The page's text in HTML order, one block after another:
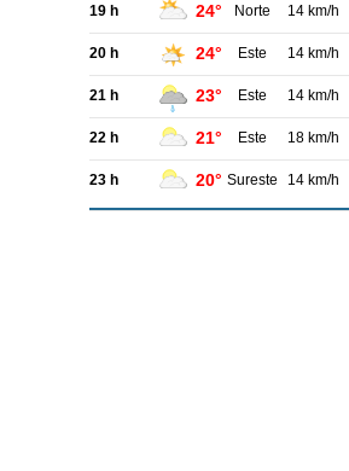
19 h 24° Norte 14 km/h
20 h 24° Este 14 km/h
21 h 23° Este 14 km/h
22 h 21° Este 18 km/h
23 h 20° Sureste 14 km/h